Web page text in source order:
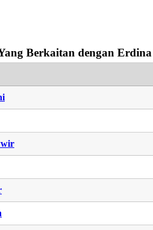
Berkaitan dengan